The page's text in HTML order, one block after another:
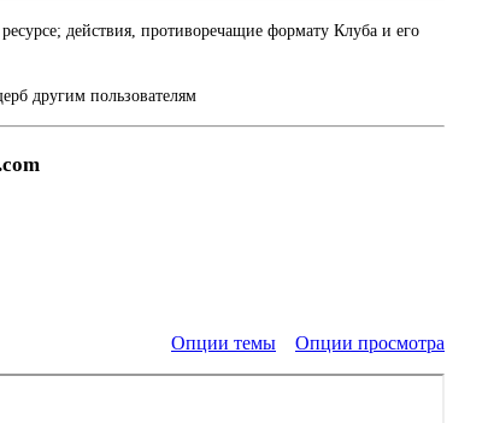
действия, противоречащие формату Клуба и его
другим пользователям
Опции темы Опции просмотра